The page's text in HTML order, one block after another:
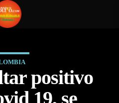
positivo
19, se